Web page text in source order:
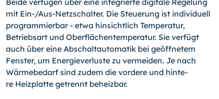
Beide verfügen über eine integrierte digitale Regelung
mit Ein-/Aus-Netzschalter. Die Steuerung ist individuell
program­mierbar - etwa hinsichtlich Temperatur,
Betriebsart und Ober­flächentemperatur. Sie verfügt
auch über eine Abschaltauto­matik bei geöffnetem
Fenster, um Energieverluste zu vermei­den. Je nach
Wärmebedarf sind zudem die vordere und hinte­
re Heizplatte getrennt beheizbar.